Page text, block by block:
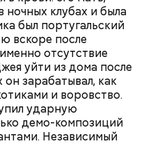
ночных клубах и была
был португальский
вскоре после
отсутствие
уйти из дома после
зарабатывал, как
и воровство.
ударную
демо-композиций
Независимый
Of The Space
успех, однако
пластинка"Travelling
"Virtual Insanity"
настоящий
песню получил
группы стилях фанк
но разошёлся по
миллионов копий.
фестивале
двухлетний
альбом"A Funk
преобладало